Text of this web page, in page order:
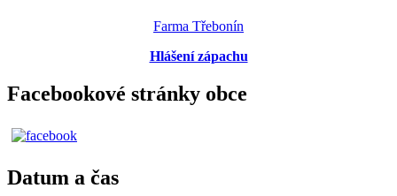
Farma Třebonín
Hlášení zápachu
Facebookové stránky obce
Datum a čas